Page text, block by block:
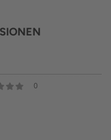
0